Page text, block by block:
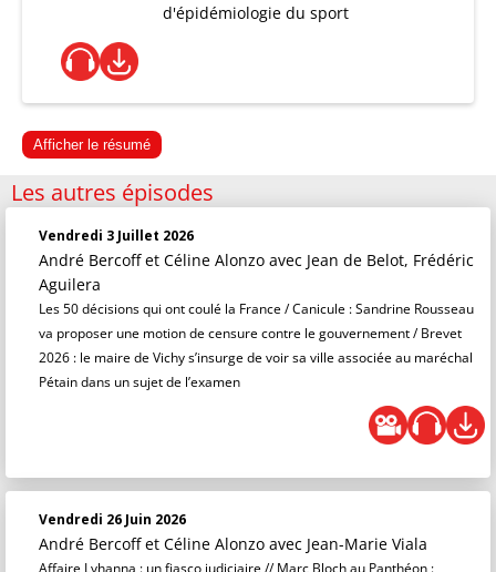
d'épidémiologie du sport
Afficher le résumé
Les autres épisodes
Vendredi 3 Juillet 2026
André Bercoff et Céline Alonzo avec Jean de Belot, Frédéric
Aguilera
Les 50 décisions qui ont coulé la France / Canicule : Sandrine Rousseau
va proposer une motion de censure contre le gouvernement / Brevet
2026 : le maire de Vichy s’insurge de voir sa ville associée au maréchal
Pétain dans un sujet de l’examen
Vendredi 26 Juin 2026
André Bercoff et Céline Alonzo avec Jean-Marie Viala
Affaire Lyhanna : un fiasco judiciaire // Marc Bloch au Panthéon :